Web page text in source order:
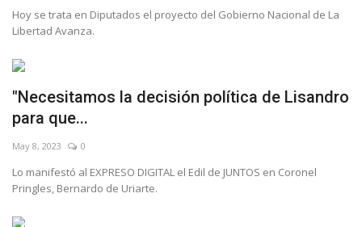
Hoy se trata en Diputados el proyecto del Gobierno Nacional de La
Libertad Avanza.
"Necesitamos la decisión política de Lisandro
para que...
May 8, 2023 0
Lo manifestó al EXPRESO DIGITAL el Edil de JUNTOS en Coronel
Pringles, Bernardo de Uriarte.